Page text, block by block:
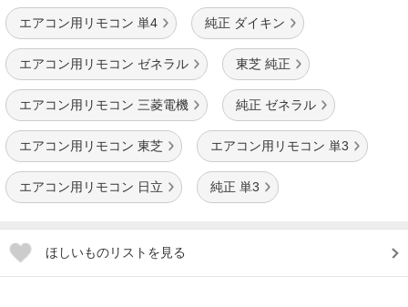
エアコン用リモコン 単4 純正 ダイキン
エアコン用リモコン ゼネラル 東芝 純正
エアコン用リモコン 三菱電機 純正 ゼネラル
エアコン用リモコン 東芝 エアコン用リモコン 単3
エアコン用リモコン 日立 純正 単3
ほしいものリストを見る